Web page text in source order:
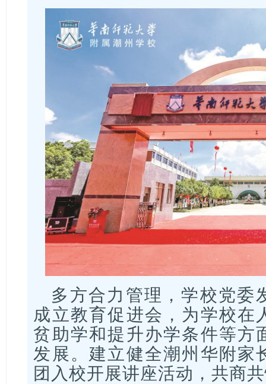
多方合力管理，学校党委
成立教育促进会，为学校在
贫助学和提升办学条件等方
发展。建立健全潮州华附家
团入校开展讲座活动，共商